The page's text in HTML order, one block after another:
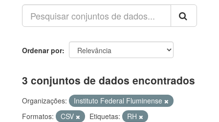
Ordenar por
3 conjuntos de dados encontrados
Organizações:
Instituto Federal Fluminense
Formatos:
CSV Etiquetas:
RH